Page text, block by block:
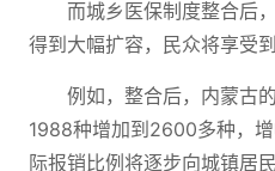
而城乡医保制度整合后
得到大幅扩容，民众将享受
例如，整合后，内蒙古
1988种增加到2600多种，
际报销比例将逐步向城镇居民